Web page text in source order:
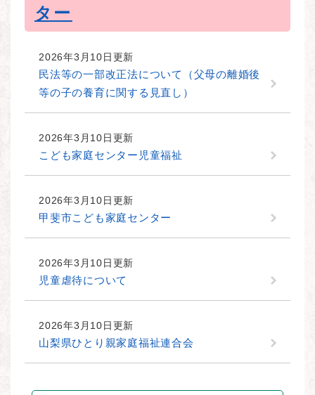
ター
2026年3月10日更新
民法等の一部改正法について（父母の離婚後
等の子の養育に関する見直し）
2026年3月10日更新
こども家庭センター児童福祉
2026年3月10日更新
甲斐市こども家庭センター
2026年3月10日更新
児童虐待について
2026年3月10日更新
山梨県ひとり親家庭福祉連合会